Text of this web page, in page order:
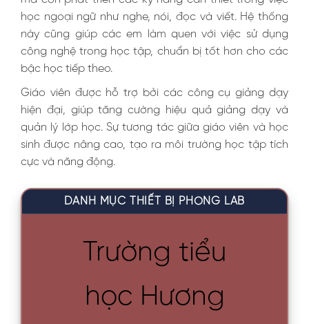
học ngoại ngữ như nghe, nói, đọc và viết. Hệ thống
này cũng giúp các em làm quen với việc sử dụng
công nghệ trong học tập, chuẩn bị tốt hơn cho các
bậc học tiếp theo.
Giáo viên được hỗ trợ bởi các công cụ giảng dạy
hiện đại, giúp tăng cường hiệu quả giảng dạy và
quản lý lớp học. Sự tương tác giữa giáo viên và học
sinh được nâng cao, tạo ra môi trường học tập tích
cực và năng động.
DANH MỤC THIẾT BỊ PHÒNG LAB
Trường tiểu
học Hương